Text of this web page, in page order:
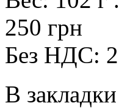
250 грн
Без НДС:
В закладки